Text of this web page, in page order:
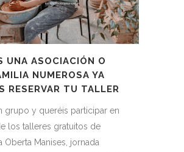
UNA ASOCIACIÓN O
NUMEROSA YA
RESERVAR TU TALLER
grupo y queréis participar en
los talleres gratuitos de
Oberta Manises, jornada